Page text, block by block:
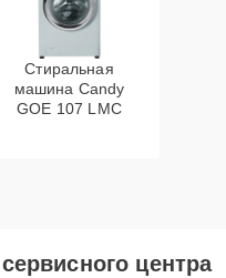
Стиральная
машина Candy
GOE 107 LMC
центра